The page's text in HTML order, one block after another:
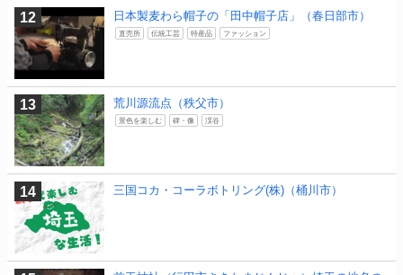
日本製麦わら帽子の「田中帽子店」（春日部市）
直売所 伝統工芸 特産品 ファッション
荒川源流点（秩父市）
景色を楽しむ 碑・像 渓谷
三国コカ・コーラボトリング(株)（桶川市）